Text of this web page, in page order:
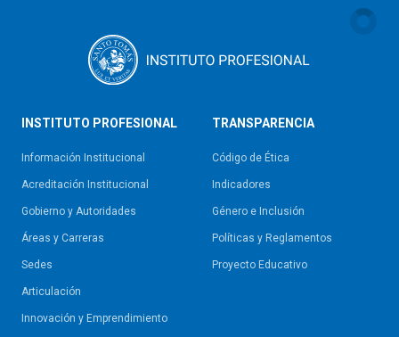
INSTITUTO PROFESIONAL
Información Institucional
Acreditación Institucional
Gobierno y Autoridades​
Áreas y Carreras
Sedes
Articulación
Innovación y Emprendimiento
TRANSPARENCIA
Código de Ética
Indicadores
Género e Inclusión
Políticas y Reglamentos​
Proyecto Educativo